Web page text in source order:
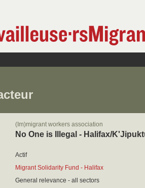
(Im)migrant workers association
No One is Illegal - Halifax/
Actif
Migrant Solidarity Fund - Halifax
General relevance - all sectors